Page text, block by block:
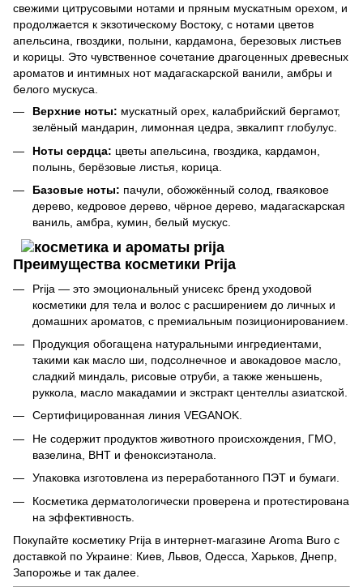
свежими цитрусовыми нотами и пряным мускатным орехом, и
продолжается к экзотическому Востоку, с нотами цветов
апельсина, гвоздики, полыни, кардамона, березовых листьев
и корицы. Это чувственное сочетание драгоценных древесных
ароматов и интимных нот мадагаскарской ванили, амбры и
белого мускуса.
Верхние ноты: мускатный орех, калабрийский бергамот,
зелёный мандарин, лимонная цедра, эвкалипт глобулус.
Ноты сердца: цветы апельсина, гвоздика, кардамон,
полынь, берёзовые листья, корица.
Базовые ноты: пачули, обожжённый солод, гваяковое
дерево, кедровое дерево, чёрное дерево, мадагаскарская
ваниль, амбра, кумин, белый мускус.
Преимущества косметики Prija
Prija — это эмоциональный унисекс бренд уходовой
косметики для тела и волос с расширением до личных и
домашних ароматов, с премиальным позиционированием.
Продукция обогащена натуральными ингредиентами,
такими как масло ши, подсолнечное и авокадовое масло,
сладкий миндаль, рисовые отруби, а также женьшень,
руккола, масло макадамии и экстракт центеллы азиатской.
Сертифицированная линия VEGANOK.
Не содержит продуктов животного происхождения, ГМО,
вазелина, BHT и феноксиэтанола.
Упаковка изготовлена из переработанного ПЭТ и бумаги.
Косметика дерматологически проверена и протестирована
на эффективность.
Покупайте косметику Prija в интернет-магазине Aroma Buro с
доставкой по Украине: Киев, Львов, Одесса, Харьков, Днепр,
Запорожье и так далее.